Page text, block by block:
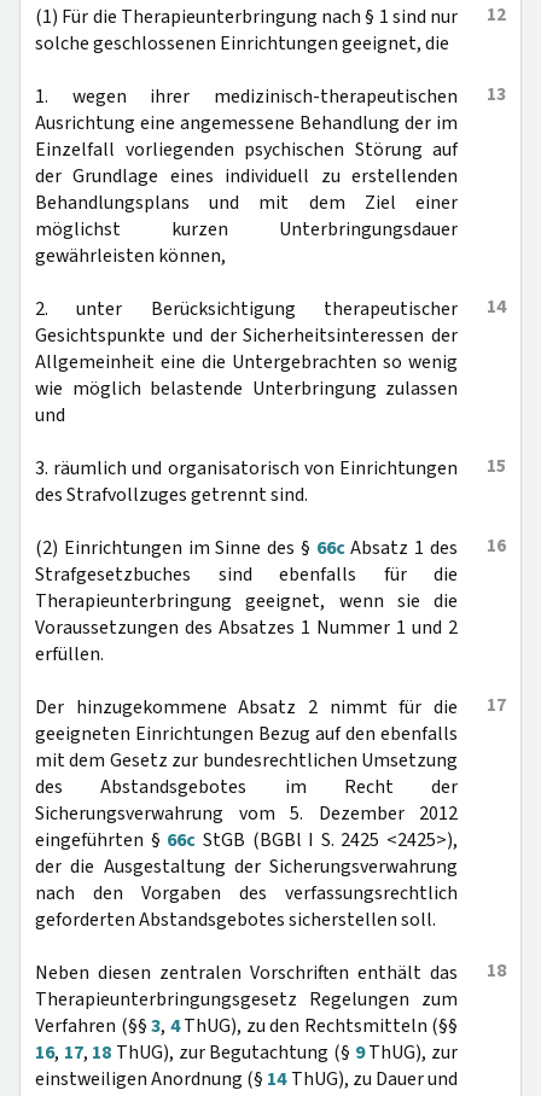
12
(1) Für die Therapieunterbringung nach § 1 sind nur
solche geschlossenen Einrichtungen geeignet, die
13
1. wegen ihrer medizinisch-therapeutischen
Ausrichtung eine angemessene Behandlung der im
Einzelfall vorliegenden psychischen Störung auf
der Grundlage eines individuell zu erstellenden
Behandlungsplans und mit dem Ziel einer
möglichst kurzen Unterbringungsdauer
gewährleisten können,
14
2. unter Berücksichtigung therapeutischer
Gesichtspunkte und der Sicherheitsinteressen der
Allgemeinheit eine die Untergebrachten so wenig
wie möglich belastende Unterbringung zulassen
und
15
3. räumlich und organisatorisch von Einrichtungen
des Strafvollzuges getrennt sind.
16
(2) Einrichtungen im Sinne des § 66cAbsatz 1 des
Strafgesetzbuches sind ebenfalls für die
Therapieunterbringung geeignet, wenn sie die
Voraussetzungen des Absatzes 1 Nummer 1 und 2
erfüllen.
17
Der hinzugekommene Absatz 2 nimmt für die
geeigneten Einrichtungen Bezug auf den ebenfalls
mit dem Gesetz zur bundesrechtlichen Umsetzung
des Abstandsgebotes im Recht der
Sicherungsverwahrung vom 5. Dezember 2012
eingeführten § 66c StGB (BGBl I S. 2425 <2425>),
der die Ausgestaltung der Sicherungsverwahrung
nach den Vorgaben des verfassungsrechtlich
geforderten Abstandsgebotes sicherstellen soll.
18
Neben diesen zentralen Vorschriften enthält das
Therapieunterbringungsgesetz Regelungen zum
Verfahren (§§3, 4ThUG), zu den Rechtsmitteln (§§
16, 17, 18 ThUG), zur Begutachtung (§ 9ThUG), zur
einstweiligen Anordnung (§ 14ThUG), zu Dauer und